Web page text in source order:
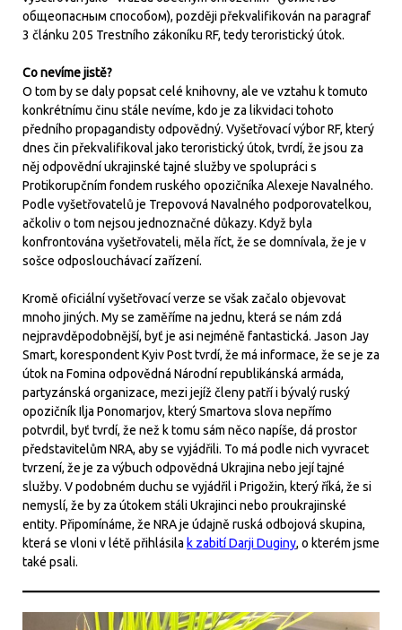
общеопасным способом), později překvalifikován na paragraf
3 článku 205 Trestního zákoníku RF, tedy teroristický útok.
Co nevíme jistě?
O tom by se daly popsat celé knihovny, ale ve vztahu k tomuto
konkrétnímu činu stále nevíme, kdo je za likvidaci tohoto
předního propagandisty odpovědný. Vyšetřovací výbor RF, který
dnes čin překvalifikoval jako teroristický útok, tvrdí, že jsou za
něj odpovědní ukrajinské tajné služby ve spolupráci s
Protikorupčním fondem ruského opozičníka Alexeje Navalného.
Podle vyšetřovatelů je Trepovová Navalného podporovatelkou,
ačkoliv o tom nejsou jednoznačné důkazy. Když byla
konfrontována vyšetřovateli, měla říct, že se domnívala, že je v
sošce odposlouchávací zařízení.
Kromě oficiální vyšetřovací verze se však začalo objevovat
mnoho jiných. My se zaměříme na jednu, která se nám zdá
nejpravděpodobnější, byť je asi nejméně fantastická. Jason Jay
Smart, korespondent Kyiv Post tvrdí, že má informace, že se je za
útok na Fomina odpovědná Národní republikánská armáda,
partyzánská organizace, mezi jejíž členy patří i bývalý ruský
opozičník Ilja Ponomarjov, který Smartova slova nepřímo
potvrdil, byť tvrdí, že než k tomu sám něco napíše, dá prostor
představitelům NRA, aby se vyjádřili. To má podle nich vyvracet
tvrzení, že je za výbuch odpovědná Ukrajina nebo její tajné
služby. V podobném duchu se vyjádřil i Prigožin, který říká, že si
nemyslí, že by za útokem stáli Ukrajinci nebo proukrajinské
entity. Připomínáme, že NRA je údajně ruská odbojová skupina,
která se vloni v létě přihlásila k zabití Darji Duginy, o kterém jsme
také psali.